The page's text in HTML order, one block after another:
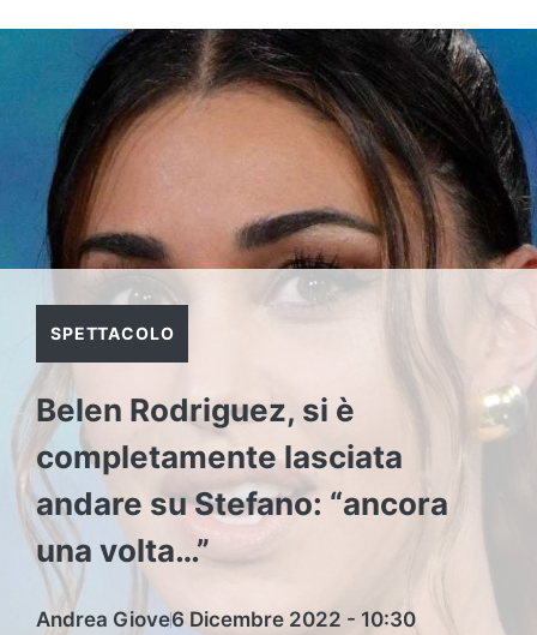
SPETTACOLO
Belen Rodriguez, si è
completamente lasciata
andare su Stefano: “ancora
una volta…”
Andrea Giove6 Dicembre 2022 - 10:30